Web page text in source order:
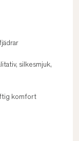
silkesmjuk,
komfort